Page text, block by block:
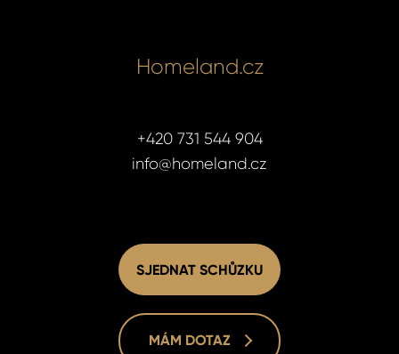
Homeland.cz
+420 731 544 904
info@homeland.cz
SJEDNAT SCHŮZKU
MÁM DOTAZ